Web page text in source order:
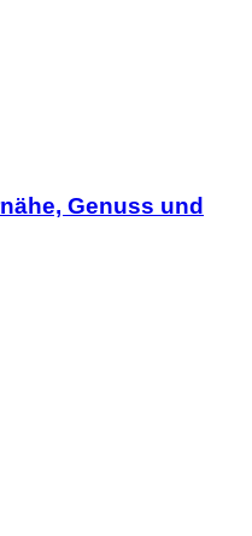
Genuss und